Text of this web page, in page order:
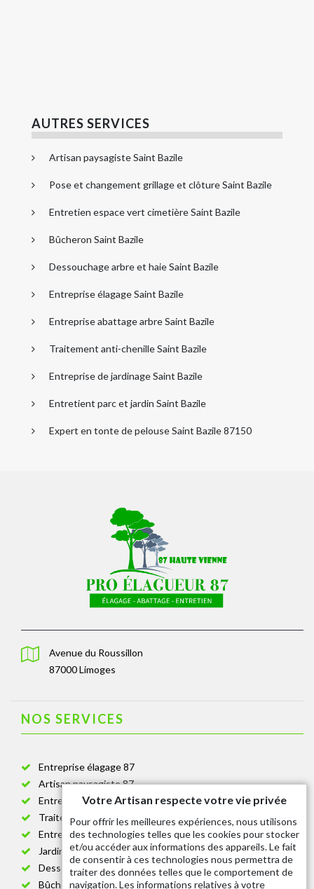
AUTRES SERVICES
Artisan paysagiste Saint Bazile
Pose et changement grillage et clôture Saint Bazile
Entretien espace vert cimetière Saint Bazile
Bûcheron Saint Bazile
Dessouchage arbre et haie Saint Bazile
Entreprise élagage Saint Bazile
Entreprise abattage arbre Saint Bazile
Traitement anti-chenille Saint Bazile
Entreprise de jardinage Saint Bazile
Entretient parc et jardin Saint Bazile
Expert en tonte de pelouse Saint Bazile 87150
Avenue du Roussillon
87000 Limoges
NOS SERVICES
Entreprise élagage 87
Artisan paysagiste 87
Entreprise de jardinage 87
Traitement anti-chenille 87
Entreprise abattage arbre 87
Jardinier taille de haie 87
Dessouchage arbre et haie 87
Bûcheron 87
Votre Artisan respecte votre vie privée
Pour offrir les meilleures expériences, nous utilisons
des technologies telles que les cookies pour stocker
et/ou accéder aux informations des appareils. Le fait
de consentir à ces technologies nous permettra de
traiter des données telles que le comportement de
navigation. Les informations relatives à votre